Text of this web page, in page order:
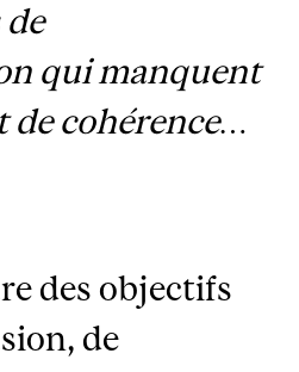
de
qui manquent
de cohérence…
des objectifs
de